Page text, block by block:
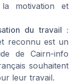
motivation et
du travail :
reconnu est un
de Cairn-info
souhaitent
leur travail.